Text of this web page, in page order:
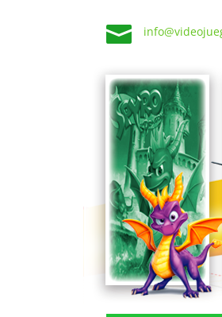
